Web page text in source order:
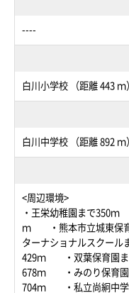
----
白川小学校 （距離 443 ｍ
白川中学校 （距離 892 ｍ
<周辺環境>
・王栄幼稚園まで350
ｍ ・熊本市立城東保
ターナショナルスクー
429ｍ ・双葉保育園
678ｍ ・みのり保育
704ｍ ・私立尚絅中